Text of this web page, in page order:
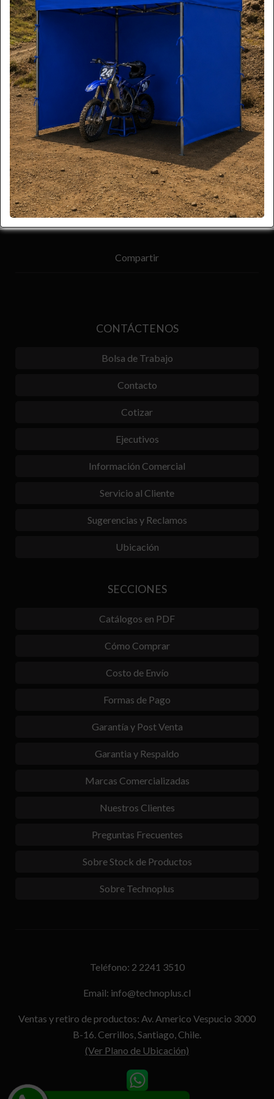
Compartir
CONTÁCTENOS
Bolsa de Trabajo
Contacto
Cotizar
Ejecutivos
Información Comercial
Servicio al Cliente
Sugerencias y Reclamos
Ubicación
SECCIONES
Catálogos en PDF
Cómo Comprar
Costo de Envío
Formas de Pago
Garantía y Post Venta
Garantia y Respaldo
Marcas Comercializadas
Nuestros Clientes
Preguntas Frecuentes
Sobre Stock de Productos
Sobre Technoplus
Teléfono: 2 2241 3510
Email: info@technoplus.cl
Ventas y retiro de productos: Av. Americo Vespucio 3000
B-16. Cerrillos, Santiago, Chile.
(Ver Plano de Ubicación)